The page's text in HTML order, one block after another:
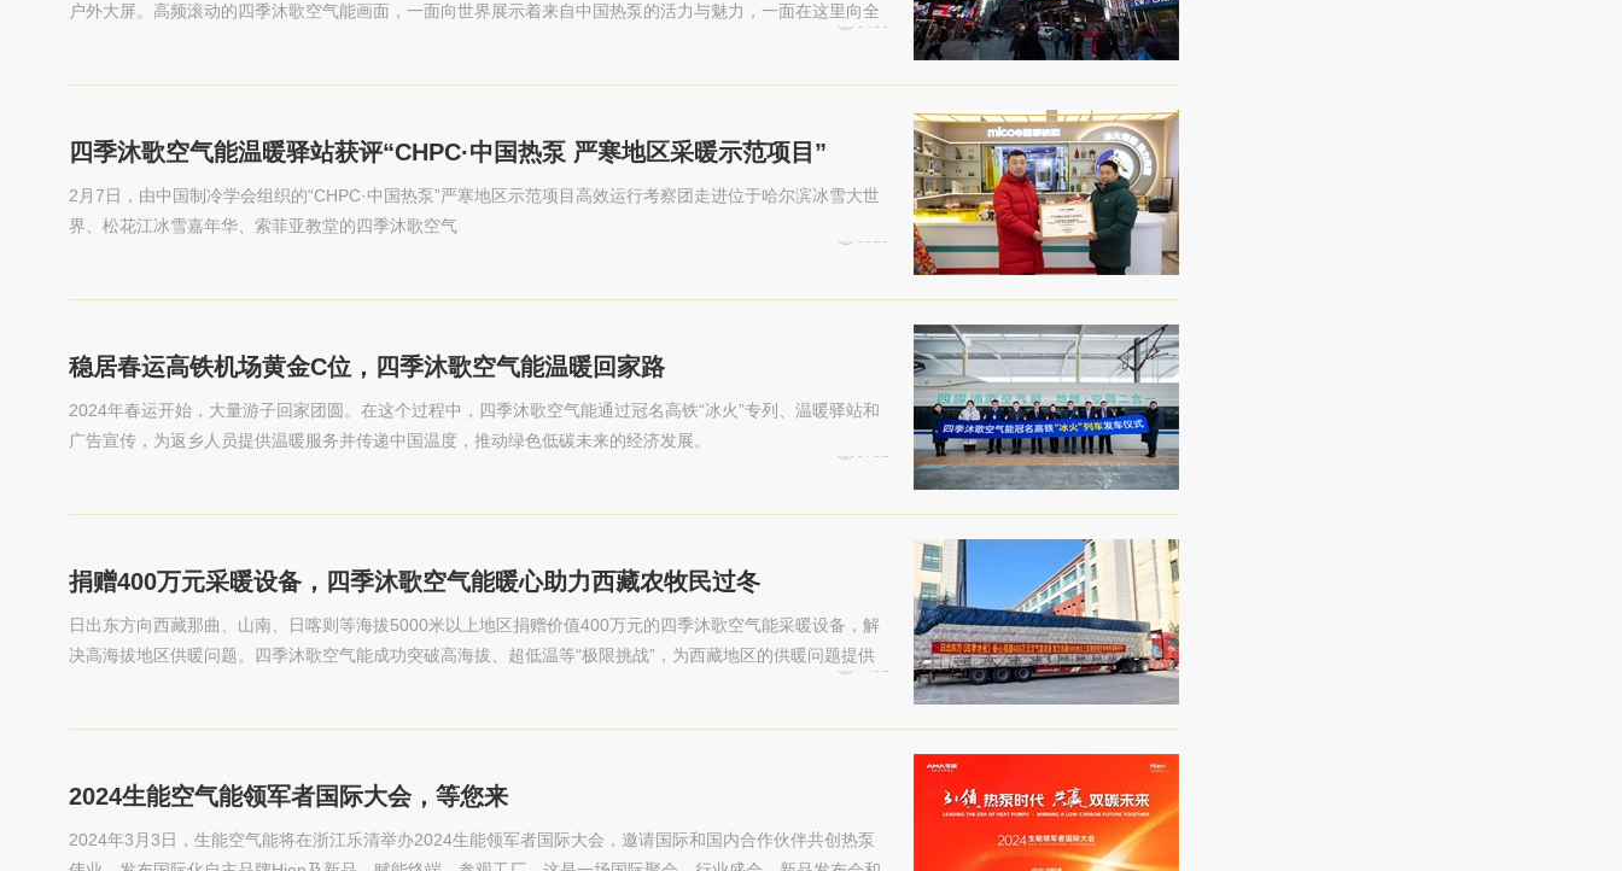
户外大屏。高频滚动的四季沐歌空气能画面，一面向世界展示着来自中国热泵的活力与魅力，一面在这里向全
6459
四季沐歌空气能温暖驿站获评“CHPC·中国热泵 严寒地区采暖示范项目”
2月7日，由中国制冷学会组织的“CHPC·中国热泵”严寒地区示范项目高效运行考察团走进位于哈尔滨冰雪大世
界、松花江冰雪嘉年华、索菲亚教堂的四季沐歌空气
6519
稳居春运高铁机场黄金C位，四季沐歌空气能温暖回家路
2024年春运开始，大量游子回家团圆。在这个过程中，四季沐歌空气能通过冠名高铁“冰火”专列、温暖驿站和
广告宣传，为返乡人员提供温暖服务并传递中国温度，推动绿色低碳未来的经济发展。
6781
捐赠400万元采暖设备，四季沐歌空气能暖心助力西藏农牧民过冬
日出东方向西藏那曲、山南、日喀则等海拔5000米以上地区捐赠价值400万元的四季沐歌空气能采暖设备，解
决高海拔地区供暖问题。四季沐歌空气能成功突破高海拔、超低温等“极限挑战”，为西藏地区的供暖问题提供
7451
2024生能空气能领军者国际大会，等您来
2024年3月3日，生能空气能将在浙江乐清举办2024生能领军者国际大会，邀请国际和国内合作伙伴共创热泵